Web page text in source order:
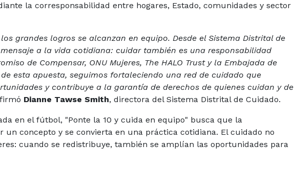
la corresponsabilidad entre hogares, Estado, comunidades y sector
grandes logros se alcanzan en equipo. Desde el Sistema Distrital de
a la vida cotidiana: cuidar también es una responsabilidad
de Compensar, ONU Mujeres, The HALO Trust y la Embajada de
esta apuesta, seguimos fortaleciendo una red de cuidado que
y contribuye a la garantía de derechos de quienes cuidan y de
Dianne Tawse Smith, directora del Sistema Distrital de Cuidado.
en el fútbol, "Ponte la 10 y cuida en equipo" busca que la
un concepto y se convierta en una práctica cotidiana. El cuidado no
cuando se redistribuye, también se amplían las oportunidades para